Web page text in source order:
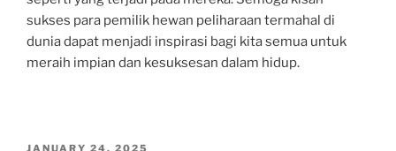
sukses para pemilik hewan peliharaan termahal di
dunia dapat menjadi inspirasi bagi kita semua untuk
meraih impian dan kesuksesan dalam hidup.
POSTED
JANUARY 24, 2025